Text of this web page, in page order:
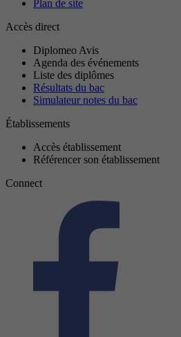
Plan de site
Accès direct
Diplomeo Avis
Agenda des événements
Liste des diplômes
Résultats du bac
Simulateur notes du bac
Établissements
Accès établissement
Référencer son établissement
Connect